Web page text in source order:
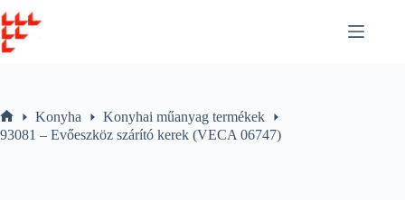
to
content
Home
Konyha
Konyhai műanyag termékek
93081 – Evőeszköz szárító kerek (VECA 06747)